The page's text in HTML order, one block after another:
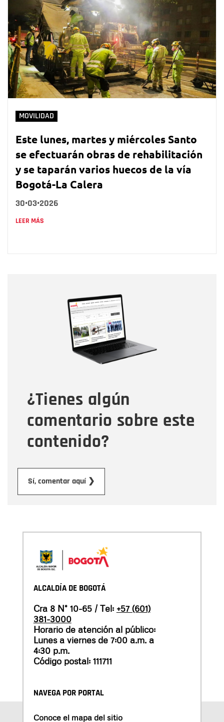
MOVILIDAD
Este lunes, martes y miércoles Santo
se efectuarán obras de rehabilitación
y se taparán varios huecos de la vía
Bogotá-La Calera
30•03•2026
LEER MÁS
¿Tienes algún
comentario sobre este
contenido?
Sí, comentar aquí ❯
Correo electrónico
Tipo de comentario
Mensaje
ALCALDÍA DE BOGOTÁ
Cra 8 N° 10-65 / Tel: +57 (601)
381-3000
Horario de atención al público:
Lunes a viernes de 7:00 a.m. a
4:30 p.m.
Código postal: 111711
NAVEGA POR PORTAL
Conoce el mapa del sitio